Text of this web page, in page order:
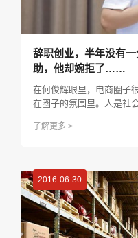
辞职创业，半年没有
助，他却婉拒了……
在何俊辉眼里，电商圈子
在圈子的氛围里。人是社
样的圈子 ，基本上就会影
子决定了一个人的高度。
了解更多 >
2016-06-30